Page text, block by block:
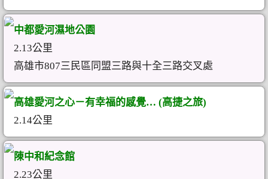
中都愛河濕地公園
2.13公里
高雄市807三民區同盟三路與十全三路交叉處
高雄愛河之心－有幸福的感覺… (高捷之旅)
2.14公里
陳中和紀念館
2.23公里